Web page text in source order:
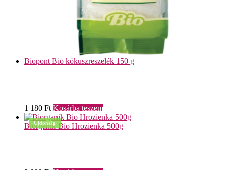
Biopont Bio kókuszreszelék 150 g
1 180 Ft Kosárba teszem
Újdonság
Biorganik Bio Hrozienka 500g